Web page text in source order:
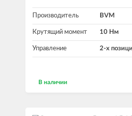
Производитель BVM
Крутящий момент 10 Нм
Управление 2-х
В наличии